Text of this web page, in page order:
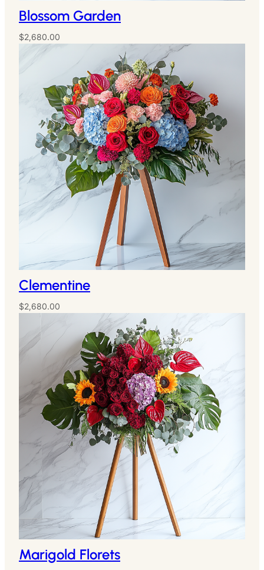
Blossom Garden
$2,680.00
Clementine
$2,680.00
Marigold Florets